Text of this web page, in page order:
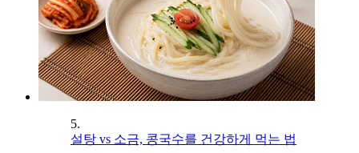
5.
설탕 vs 소금, 콩국수를 건강하게 먹는 법